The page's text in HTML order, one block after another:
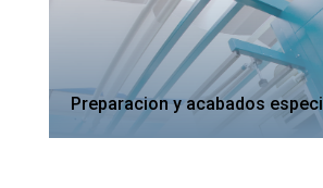
Preparacion y acabados